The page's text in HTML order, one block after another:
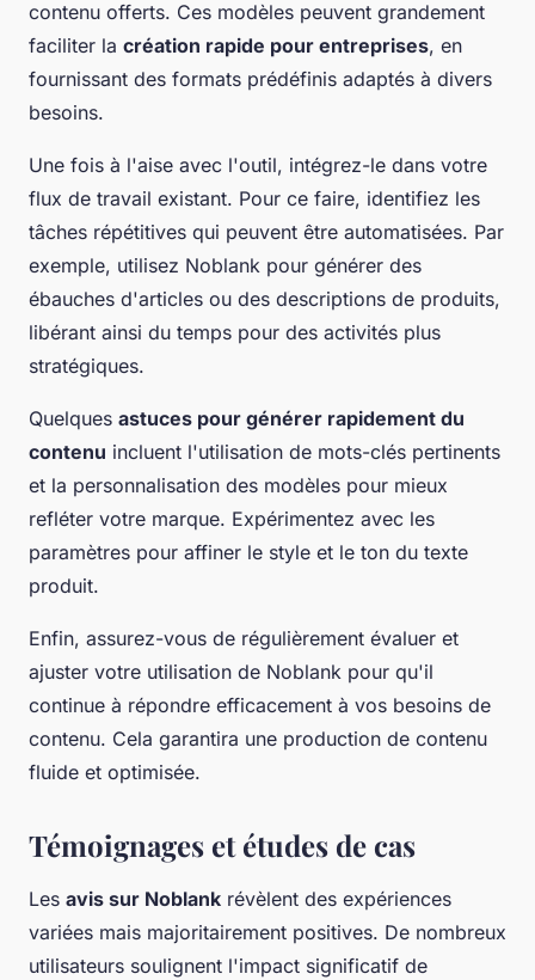
contenu offerts. Ces modèles peuvent grandement
faciliter la création rapide pour entreprises, en
fournissant des formats prédéfinis adaptés à divers
besoins.
Une fois à l'aise avec l'outil, intégrez-le dans votre
flux de travail existant. Pour ce faire, identifiez les
tâches répétitives qui peuvent être automatisées. Par
exemple, utilisez Noblank pour générer des
ébauches d'articles ou des descriptions de produits,
libérant ainsi du temps pour des activités plus
stratégiques.
Quelques astuces pour générer rapidement du
contenu incluent l'utilisation de mots-clés pertinents
et la personnalisation des modèles pour mieux
refléter votre marque. Expérimentez avec les
paramètres pour affiner le style et le ton du texte
produit.
Enfin, assurez-vous de régulièrement évaluer et
ajuster votre utilisation de Noblank pour qu'il
continue à répondre efficacement à vos besoins de
contenu. Cela garantira une production de contenu
fluide et optimisée.
Témoignages et études de cas
Les avis sur Noblank révèlent des expériences
variées mais majoritairement positives. De nombreux
utilisateurs soulignent l'impact significatif de